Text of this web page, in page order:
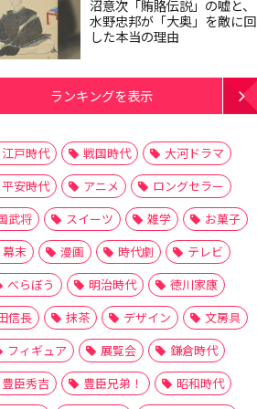
沼意次「賄賂伝説」の嘘と、
水野忠邦が「大奥」を敵に回
した本当の理由
ランキングを表示
江戸時代 戦国時代
大河ドラマ
平安時代
アニメ
ロングセラー
武将
スイーツ 雑学
お菓子
幕末
漫画 時代劇
テレビ
べらぼう
明治時代
徳川家康
信長
抹茶 デザイン
文房具
フィギュア
展覧会
鎌倉時代
豊臣秀吉
豊臣兄弟！
昭和時代